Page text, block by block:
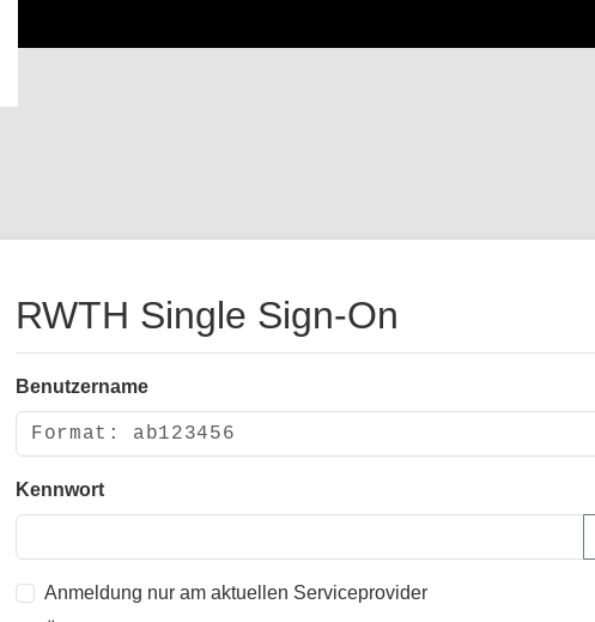
RWTH Single Sign-On
Benutzername
Kennwort
Anmeldung nur am aktuellen Serviceprovider